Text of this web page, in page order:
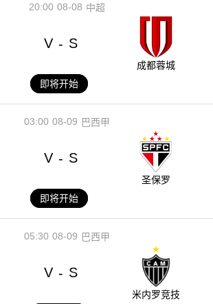
08-08
20:00 中超
V - S
成都蓉城
即将开始
08-09
03:00 巴西甲
V - S
圣保罗
即将开始
08-09
05:30 巴西甲
V - S
米内罗竞技